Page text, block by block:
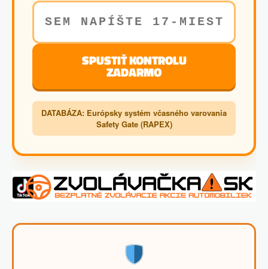
SPUSTIŤ KONTROLU
ZADARMO
DATABÁZA: Európsky systém včasného varovania
Safety Gate (RAPEX)